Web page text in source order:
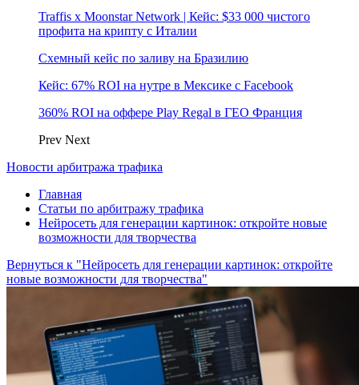
Traffis x Moonstar Network | Кейс: $33 000 чистого
профита на крипту с Италии
Схемный кейс по заливу на Бразилию
Кейс: 67% ROI на нутре в Мексике с Facebook
360% ROI на оффере Play Regal в ГЕО Франция
Prev Next
Новости арбитража трафика
Главная
Статьи по арбитражу трафика
Нейросеть для генерации картинок: откройте новые
возможности для творчества
Вернуться к "Нейросеть для генерации картинок: откройте
новые возможности для творчества"